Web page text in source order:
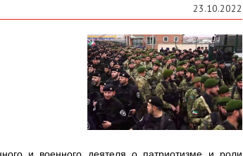
23.10.2022